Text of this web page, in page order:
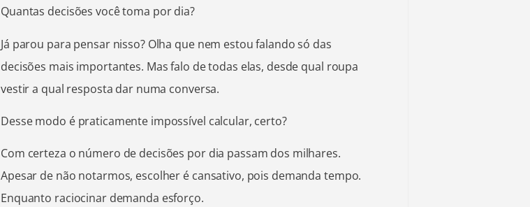
Quantas decisões você toma por dia?
Já parou para pensar nisso? Olha que nem estou falando só das
decisões mais importantes. Mas falo de todas elas, desde qual roupa
vestir a qual resposta dar numa conversa.
Desse modo é praticamente impossível calcular, certo?
Com certeza o número de decisões por dia passam dos milhares.
Apesar de não notarmos, escolher é cansativo, pois demanda tempo.
Enquanto raciocinar demanda esforço.